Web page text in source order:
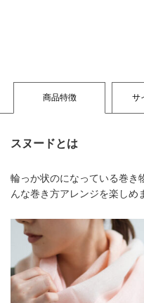
商品特徴 サ
スヌードとは
輪っか状のになっている巻き
んな巻き方アレンジを楽しめ